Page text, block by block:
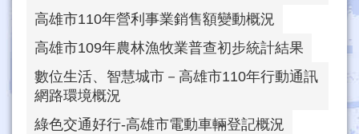
高雄市110年營利事業銷售額變動概況
高雄市109年農林漁牧業普查初步統計結果
數位生活、智慧城市－高雄市110年行動通訊
網路環境概況
綠色交通好行-高雄市電動車輛登記概況